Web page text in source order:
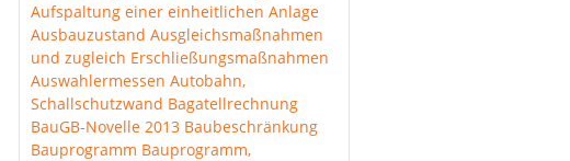
Aufspaltung einer einheitlichen Anlage
Ausbauzustand Ausgleichsmaßnahmen
und zugleich Erschließungsmaßnahmen
Auswahlermessen Autobahn,
Schallschutzwand Bagatellrechnung
BauGB-Novelle 2013 Baubeschränkung
Bauprogramm Bauprogramm,